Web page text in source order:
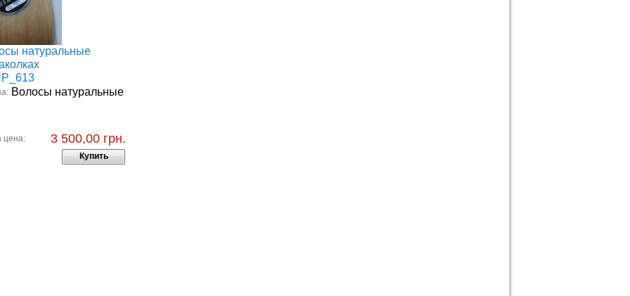
натуральные
Волосы натуральные
3 500,00 грн.
Купить